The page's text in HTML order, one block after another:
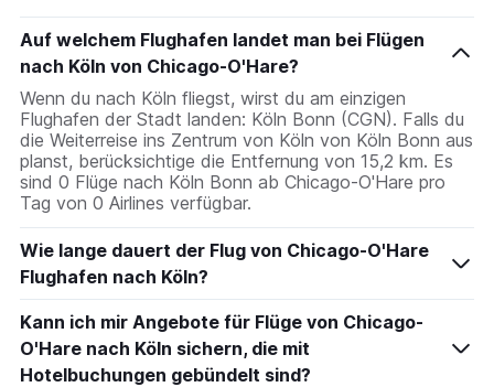
Auf welchem Flughafen landet man bei Flügen
nach Köln von Chicago-O'Hare?
Wenn du nach Köln fliegst, wirst du am einzigen
Flughafen der Stadt landen: Köln Bonn (CGN). Falls du
die Weiterreise ins Zentrum von Köln von Köln Bonn aus
planst, berücksichtige die Entfernung von 15,2 km. Es
sind 0 Flüge nach Köln Bonn ab Chicago-O'Hare pro
Tag von 0 Airlines verfügbar.
Wie lange dauert der Flug von Chicago-O'Hare
Flughafen nach Köln?
Kann ich mir Angebote für Flüge von Chicago-
O'Hare nach Köln sichern, die mit
Hotelbuchungen gebündelt sind?